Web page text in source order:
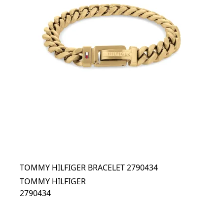
TOMMY HILFIGER BRACELET 2790434
TOMMY HILFIGER
2790434